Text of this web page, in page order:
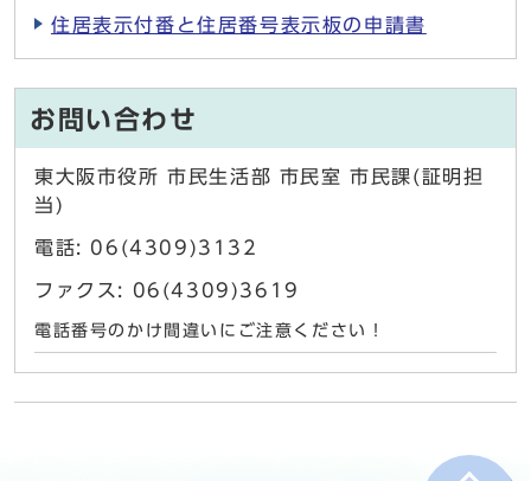
住居表示付番と住居番号表示板の申請書
お問い合わせ
東大阪市役所 市民生活部 市民室 市民課(証明担
当)
電話: 06(4309)3132
ファクス: 06(4309)3619
電話番号のかけ間違いにご注意ください！